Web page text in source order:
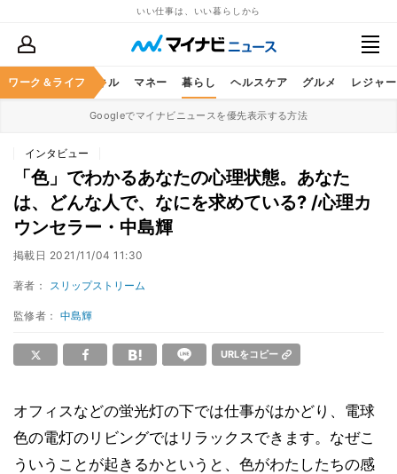
いい仕事は、いい暮らしから
ワーク＆ライフ
ア ビジネススキル マネー 暮らし ヘルスケア グルメ レジャー
Googleでマイナビニュースを優先表示する方法
インタビュー
「色」でわかるあなたの心理状態。あなた
は、どんな人で、なにを求めている? /心理カ
ウンセラー・中島輝
掲載日 2021/11/04 11:30
著者： スリップストリーム
監修者：中島輝
URLをコピー
オフィスなどの蛍光灯の下では仕事がはかどり、電球
色の電灯のリビングではリラックスできます。なぜこ
ういうことが起きるかというと、色がわたしたちの感